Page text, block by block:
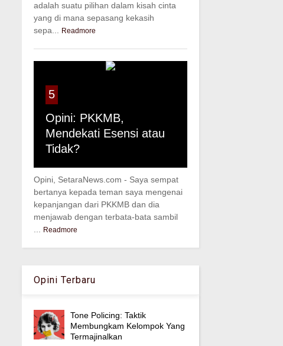
adalah suatu pilihan dalam kisah cinta
yang di mana sepasang kekasih
sepa...
Readmore
5
Opini: PKKMB,
Mendekati Esensi atau
Tidak?
Opini, SetaraNews.com - Saya sempat
bertanya kepada teman saya mengenai
kepanjangan dari PKKMB dan dia
menjawab dengan terbata-bata sambil
Readmore
Opini Terbaru
Tone Policing: Taktik
Membungkam Kelompok Yang
Termajinalkan